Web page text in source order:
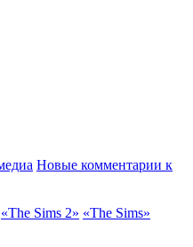
Новые комментарии к
«The Sims 2» «The Sims»